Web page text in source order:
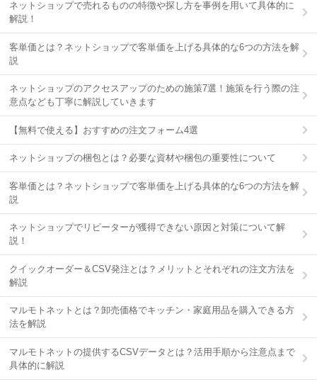
ネットショップで売れるものの特徴や探し方を事例を用いて具体的に
解説！
客単価とは？ネットショップで客単価を上げる具体的な6つの方法を解
説
ネットショップのアクセスアップのための施策7選！施策を行う際の注
意点なども丁寧に解説していきます
【無料で使える】おすすめの注文フォーム4選
ネットショップの梱包とは？必要な資材や梱包の重要性について
客単価とは？ネットショップで客単価を上げる具体的な6つの方法を解
説
ネットショップでリピーターが獲得できない原因と対策について解
説！
クイックオーダー＆CSV発注とは？メリットとそれぞれの注文方法を
解説
マルモトネットとは？卸売価格でキッチン・家庭用品を購入できる方
法を解説
マルモトネットの提供するCSVデータとは？活用手順から注意点まで
具体的に解説